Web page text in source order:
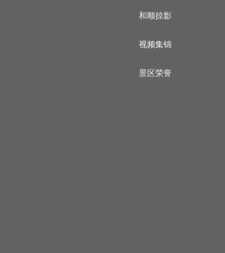
和顺掠影
视频集锦
景区荣誉